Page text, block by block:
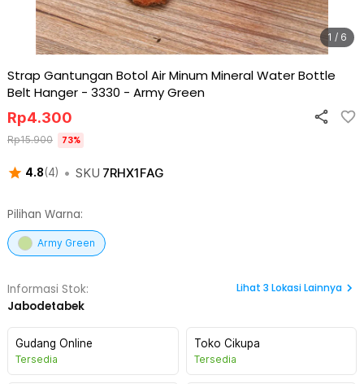
1 / 6
Strap Gantungan Botol Air Minum Mineral Water Bottle
Belt Hanger - 3330 - Army Green
4.8(4) • SKU 7RHX1FAG
Rp4.300
Rp15.900 73%
Pilihan Warna:
Army Green
Informasi Stok:
Jabodetabek
Lihat 3 Lokasi Lainnya
Gudang Online
Tersedia
Toko Cikupa
Tersedia